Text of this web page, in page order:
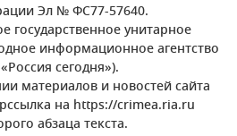
Эл № ФС77-57640.
государственное унитарное
информационное агентство
сегодня»).
материалов и новостей сайта
на https://crimea.ria.ru
абзаца текста.